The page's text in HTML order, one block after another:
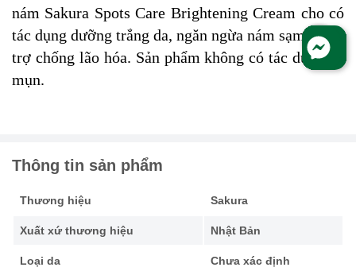
nám Sakura Spots Care Brightening Cream cho có
tác dụng dưỡng trắng da, ngăn ngừa nám sạm và hỗ
trợ chống lão hóa. Sản phẩm không có tác dụng trị
mụn.
Thông tin sản phẩm
Thương hiệu Sakura
Xuất xứ thương hiệu Nhật Bản
Loại da Chưa xác định